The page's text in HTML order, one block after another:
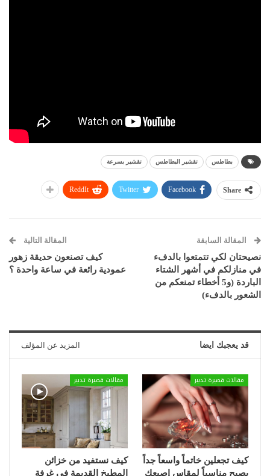
بطاطس تقشير البطاطس تقشير بسرعة
Share
Facebook
Twitter
ReddIt
المقالة السابقة
نصيحتان لكي تتمتعوا بالدفء
في منازلكم في أشهر الشتاء
الباردة (و5 أخطاء تمنعكم من
الشعور بالدفء)
المقالة التالية
كيف تصنعون حديقة زهور
عمودية رائعة في ساعة واحدة ؟
قد يعجبك ايضا المزيد عن المؤلف
مقالات قصيرة تدبير
كيف تجعلين خاتماً واسعاً جداً
يصبح مناسباً لمقاس إصبعك
مقالات قصيرة تدبير
كيف نستفيد من خزائن
المطبخ القديمة في غرفة